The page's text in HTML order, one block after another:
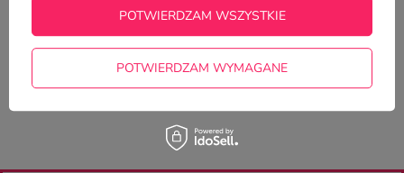
Zadaj pytanie a my odpowiemy
niezwłocznie, najciekawsze pytania i
odpowiedzi publikując dla innych.
ZADAJ PYTANIE
POTWIERDZAM WYMAGANE
POTWIERDZAM WSZYSTKIE